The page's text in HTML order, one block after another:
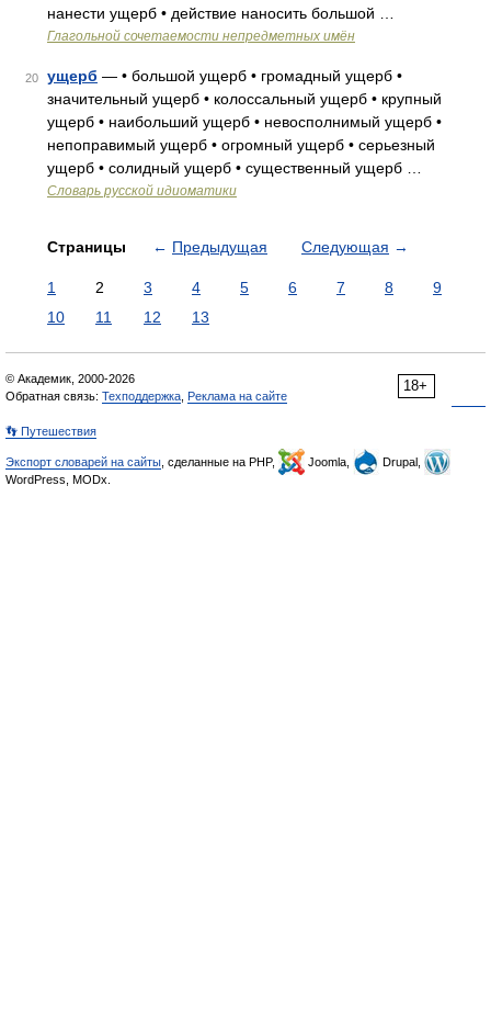
нанести ущерб • действие наносить большой …
Глагольной сочетаемости непредметных имён
20 ущерб — • большой ущерб • громадный ущерб •
значительный ущерб • колоссальный ущерб • крупный
ущерб • наибольший ущерб • невосполнимый ущерб •
непоправимый ущерб • огромный ущерб • серьезный
ущерб • солидный ущерб • существенный ущерб …
Словарь русской идиоматики
Страницы ← Предыдущая Следующая →
1 2 3 4 5 6 7 8
9
10
11 12 13
18+
© Академик, 2000-2026
Обратная связь: Техподдержка Реклама на сайте
👣 Путешествия
Экспорт словарей на сайты , сделанные на PHP, Joomla,
Drupal,
WordPress, MODx.